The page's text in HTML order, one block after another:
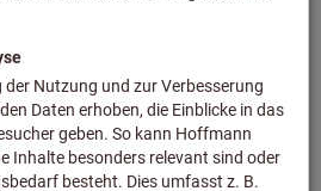
Knips® KW
KNIPEX®
Art.-Nr.: 726620